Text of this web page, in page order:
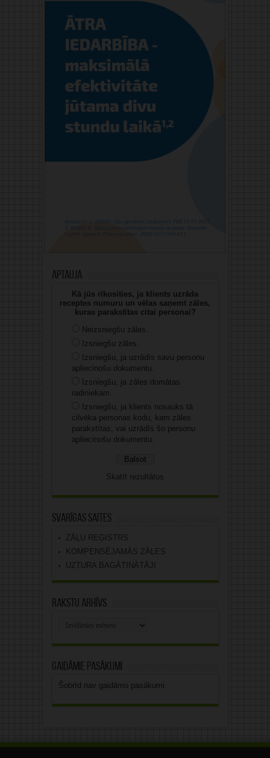
Aptauja
Kā jūs rīkosities, ja klients uzrāda
receptes numuru un vēlas saņemt zāles,
kuras parakstītas citai personai?
Neizsniegšu zāles.
Izsniegšu zāles.
Izsniegšu, ja uzrādīs savu personu
apliecinošu dokumentu.
Izsniegšu, ja zāles domātas
radiniekam.
Izsniegšu, ja klients nosauks tā
cilvēka personas kodu, kam zāles
parakstītas, vai uzrādīs šo personu
apliecinošu dokumentu.
Skatīt rezultātus
Svarīgas saites
ZĀĻU REĢISTRS
KOMPENSĒJAMĀS ZĀLES
UZTURA BAGĀTINĀTĀJI
Rakstu arhīvs
Gaidāmie pasākumi
Šobrīd nav gaidāmo pasākumi.